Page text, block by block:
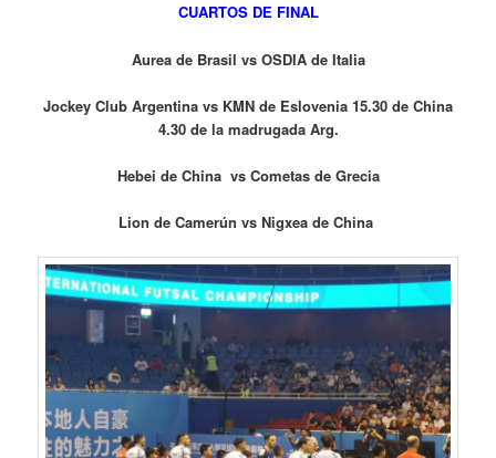
CUARTOS DE FINAL
Aurea de Brasil vs OSDIA de Italia
Jockey Club Argentina vs KMN de Eslovenia 15.30 de China
4.30 de la madrugada Arg.
Hebei de China vs Cometas de Grecia
Lion de Camerún vs Nigxea de China